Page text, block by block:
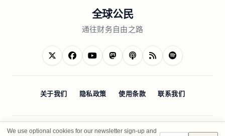
全球公民
通往财务自由之路
关于我们 隐私政策 使用条款 联系我们
We use optional cookies for our newsletter sign-up and